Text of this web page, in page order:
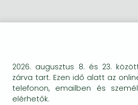
Bleach manga
BESZEREZHETŐSÉG
Bizonytalan a beszerezhetőség.
egyszer keresni szerzővel és
2026. augusztus 8. és 23.
zárva tart. Ezen idő alatt az
telefonon, emailben és
elérhetők.